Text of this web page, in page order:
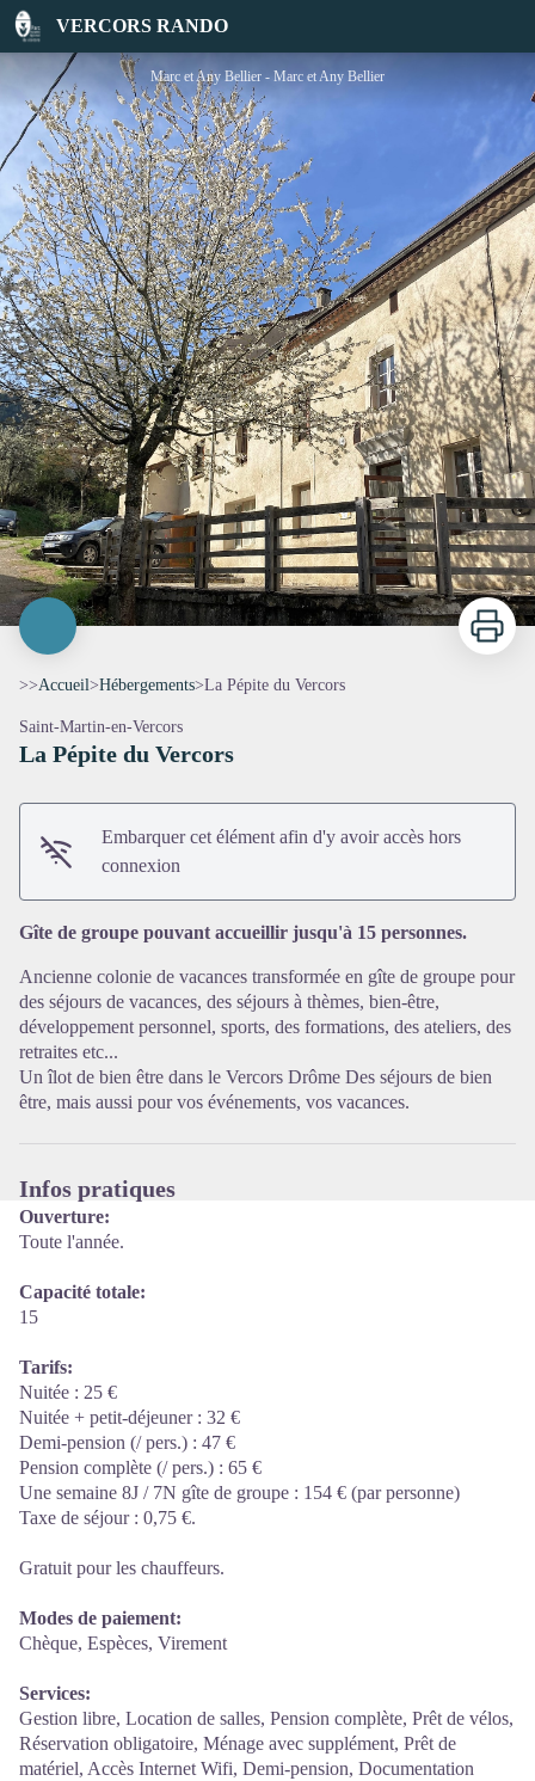
VERCORS RANDO
La Pépite du Vercors
Marc et Any Bellier - Marc et Any Bellier
Voir l'image en plein écran
Imprimer
>>Accueil>Hébergements>La Pépite du Vercors
Saint-Martin-en-Vercors
La Pépite du Vercors
Embarquer cet élément afin d'y avoir accès hors
connexion
Gîte de groupe pouvant accueillir jusqu'à 15 personnes.
Ancienne colonie de vacances transformée en gîte de groupe pour
des séjours de vacances, des séjours à thèmes, bien-être,
développement personnel, sports, des formations, des ateliers, des
retraites etc...
Un îlot de bien être dans le Vercors Drôme Des séjours de bien
être, mais aussi pour vos événements, vos vacances.
Infos pratiques
Ouverture:
Toute l'année.
Capacité totale:
15
Tarifs:
Nuitée : 25 €
Nuitée + petit-déjeuner : 32 €
Demi-pension (/ pers.) : 47 €
Pension complète (/ pers.) : 65 €
Une semaine 8J / 7N gîte de groupe : 154 € (par personne)
Taxe de séjour : 0,75 €.
Gratuit pour les chauffeurs.
Modes de paiement:
Chèque, Espèces, Virement
Services:
Gestion libre, Location de salles, Pension complète, Prêt de vélos,
Réservation obligatoire, Ménage avec supplément, Prêt de
matériel, Accès Internet Wifi, Demi-pension, Documentation